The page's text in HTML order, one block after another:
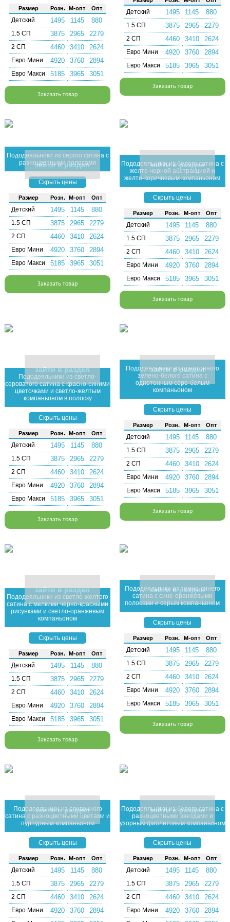
Раз­мер Розн. М-опт Опт
Детский 1495 1145 880
1.5 СП 3875 2965 2279
2 СП 4460 3410 2624
Евро Мини 4920 3760 2894
Евро Макси 5185 3965 3051
Заказать товар
Детский 1495 1145 880
1.5 СП 3875 2965 2279
2 СП 4460 3410 2624
Евро Мини 4920 3760 2894
Евро Макси 5185 3965 3051
Заказать товар
Пододеяльники из серого сатина с
разноцветными полосами
зайти в раздел
Скрыть цены
Раз­мер Розн. М-опт Опт
Детский 1495 1145 880
1.5 СП 3875 2965 2279
2 СП 4460 3410 2624
Евро Мини 4920 3760 2894
Евро Макси 5185 3965 3051
Заказать товар
Пододеяльники из белого сатина с
желто-черной абстракцией и
желто-коричневым компаньоном
зайти в раздел
Скрыть цены
Раз­мер Розн. М-опт Опт
Детский 1495 1145 880
1.5 СП 3875 2965 2279
2 СП 4460 3410 2624
Евро Мини 4920 3760 2894
Евро Макси 5185 3965 3051
Заказать товар
Пододеяльники из светло-
сероватого сатина с красно-синими
цветочками и светло-желтым
компаньоном в полоску
зайти в раздел
Скрыть цены
Раз­мер Розн. М-опт Опт
Детский 1495 1145 880
1.5 СП 3875 2965 2279
2 СП 4460 3410 2624
Евро Мини 4920 3760 2894
Евро Макси 5185 3965 3051
Заказать товар
Пододеяльники из однотонного
зелено-белого сатина с
однотонным серо-белым
компаньоном
зайти в раздел
Скрыть цены
Раз­мер Розн. М-опт Опт
Детский 1495 1145 880
1.5 СП 3875 2965 2279
2 СП 4460 3410 2624
Евро Мини 4920 3760 2894
Евро Макси 5185 3965 3051
Заказать товар
Пододеяльники из светло-желтого
сатина с мелкими черно-красными
рисунками и светло-оранжевым
компаньоном
зайти в раздел
Скрыть цены
Раз­мер Розн. М-опт Опт
Детский 1495 1145 880
1.5 СП 3875 2965 2279
2 СП 4460 3410 2624
Евро Мини 4920 3760 2894
Евро Макси 5185 3965 3051
Заказать товар
Пододеяльники из темно-синего
сатина с сине-оранжевыми
полосами и серым компаньоном
зайти в раздел
Скрыть цены
Раз­мер Розн. М-опт Опт
Детский 1495 1145 880
1.5 СП 3875 2965 2279
2 СП 4460 3410 2624
Евро Мини 4920 3760 2894
Евро Макси 5185 3965 3051
Заказать товар
Пододеяльники из сливочного
сатина с разноцветными цветами и
пурпурным компаньоном
зайти в раздел
Скрыть цены
Раз­мер Розн. М-опт Опт
Детский 1495 1145 880
1.5 СП 3875 2965 2279
2 СП 4460 3410 2624
Евро Мини 4920 3760 2894
Пододеяльники из белого сатина с
разноцветными звездами и
узорным фиолетовым компаньоном
зайти в раздел
Скрыть цены
Раз­мер Розн. М-опт Опт
Детский 1495 1145 880
1.5 СП 3875 2965 2279
2 СП 4460 3410 2624
Евро Мини 4920 3760 2894